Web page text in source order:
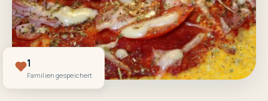
1
Familien gespeichert